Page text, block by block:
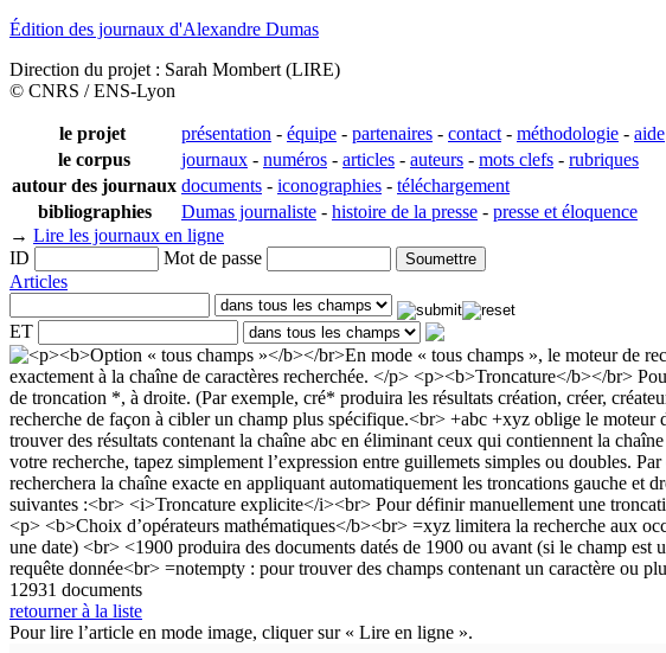
Édition des journaux d'Alexandre Dumas
Direction du projet : Sarah Mombert (LIRE)
© CNRS / ENS-Lyon
le projet présentation - équipe - partenaires - contact - méthodologie - aide
le corpus
journaux - numéros - articles - auteurs - mots clefs - rubriques
autour des journaux documents - iconographies - téléchargement
bibliographies
Dumas journaliste - histoire de la presse - presse et éloquence
→ Lire les journaux en ligne
ID
Mot de passe
Articles
ET
12931 documents
retourner à la liste
Pour lire l’article en mode image, cliquer sur « Lire en ligne ».